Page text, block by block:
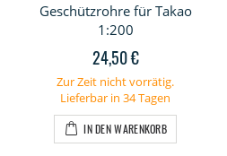
Geschützrohre für Takao
1:200
24,50 €
Zur Zeit nicht vorrätig.
Lieferbar in 34 Tagen
IN DEN WARENKORB